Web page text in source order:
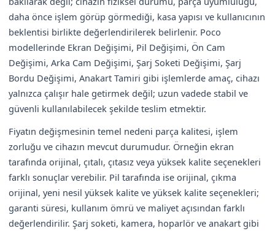
daha önce işlem görüp görmediği, kasa yapısı ve kullanıcının
beklentisi birlikte değerlendirilerek belirlenir. Poco
modellerinde Ekran Değişimi, Pil Değişimi, Ön Cam
Değişimi, Arka Cam Değişimi, Şarj Soketi Değişimi, Şarj
Bordu Değişimi, Anakart Tamiri gibi işlemlerde amaç, cihazı
yalnızca çalışır hale getirmek değil; uzun vadede stabil ve
güvenli kullanılabilecek şekilde teslim etmektir.
Fiyatın değişmesinin temel nedeni parça kalitesi, işlem
zorluğu ve cihazın mevcut durumudur. Örneğin ekran
tarafında orijinal, çıtalı, çıtasız veya yüksek kalite seçenekleri
farklı sonuçlar verebilir. Pil tarafında ise orijinal, çıkma
orijinal, yeni nesil yüksek kalite ve yüksek kalite seçenekleri;
garanti süresi, kullanım ömrü ve maliyet açısından farklı
değerlendirilir. Şarj soketi, kamera, hoparlör ve anakart gibi